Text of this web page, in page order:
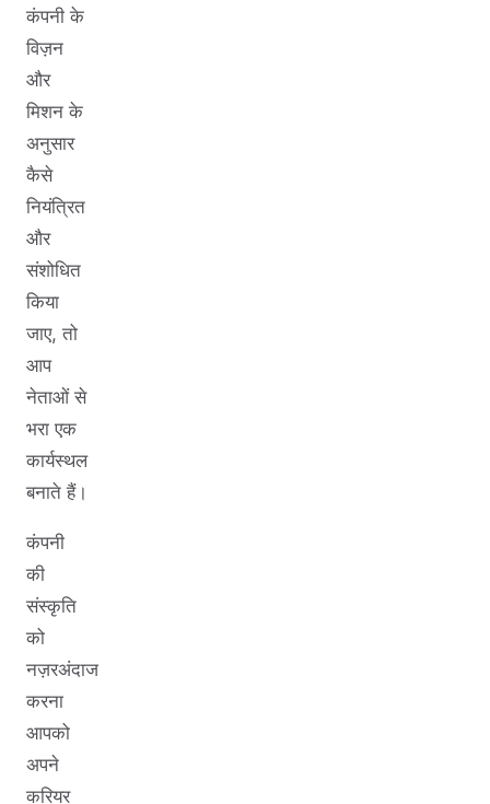
कंपनी के
विज़न
और
मिशन के
अनुसार
कैसे
नियंत्रित
और
संशोधित
किया
जाए, तो
आप
नेताओं से
भरा एक
कार्यस्थल
बनाते हैं।
कंपनी
की
संस्कृति
को
नज़रअंदाज
करना
आपको
अपने
करियर